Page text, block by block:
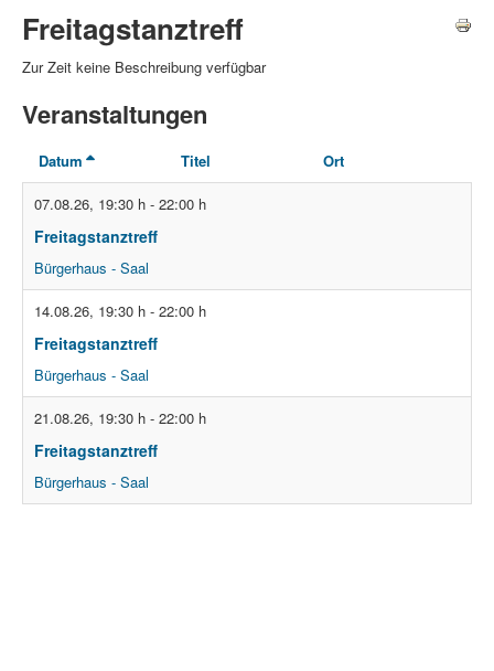
Freitagstanztreff
Zur Zeit keine Beschreibung verfügbar
Veranstaltungen
Datum Titel Ort
07.08.26, 19:30 h - 22:00 h
Freitagstanztreff
Bürgerhaus - Saal
14.08.26, 19:30 h - 22:00 h
Freitagstanztreff
Bürgerhaus - Saal
21.08.26, 19:30 h - 22:00 h
Freitagstanztreff
Bürgerhaus - Saal